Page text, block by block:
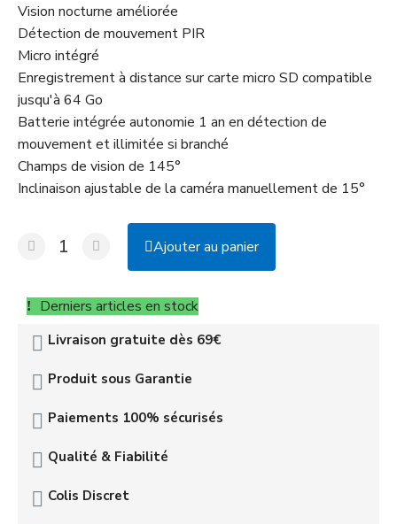
Vision nocturne améliorée
Détection de mouvement PIR
Micro intégré
Enregistrement à distance sur carte micro SD compatible
jusqu'à 64 Go
Batterie intégrée autonomie 1 an en détection de
mouvement et illimitée si branché
Champs de vision de 145°
Inclinaison ajustable de la caméra manuellement de 15°
Ajouter au panier
Derniers articles en stock
Livraison gratuite dès 69€
Produit sous Garantie
Paiements 100% sécurisés
Qualité & Fiabilité
Colis Discret